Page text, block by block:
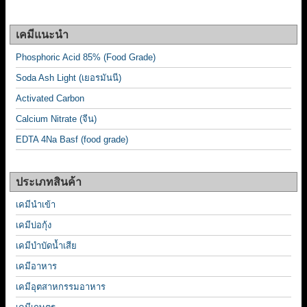
เคมีแนะนำ
Phosphoric Acid 85% (Food Grade)
Soda Ash Light (เยอรมันนี)
Activated Carbon
Calcium Nitrate (จีน)
EDTA 4Na Basf (food grade)
ประเภทสินค้า
เคมีนำเข้า
เคมีบ่อกุ้ง
เคมีบำบัดน้ำเสีย
เคมีอาหาร
เคมีอุตสาหกรรมอาหาร